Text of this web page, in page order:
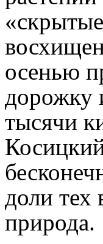
осенью
дорожку
тысячи
доли тех
природа.